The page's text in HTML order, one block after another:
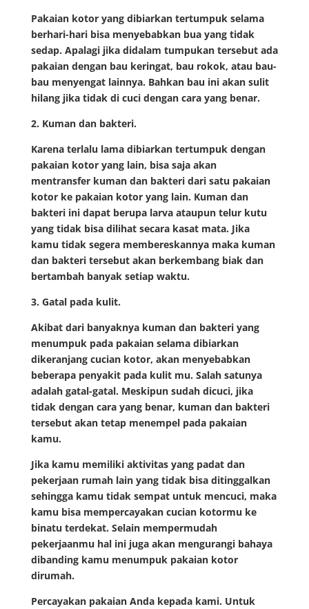
Pakaian kotor yang dibiarkan tertumpuk selama
berhari-hari bisa menyebabkan bua yang tidak
sedap. Apalagi jika didalam tumpukan tersebut ada
pakaian dengan bau keringat, bau rokok, atau bau-
bau menyengat lainnya. Bahkan bau ini akan sulit
hilang jika tidak di cuci dengan cara yang benar.
2. Kuman dan bakteri.
Karena terlalu lama dibiarkan tertumpuk dengan
pakaian kotor yang lain, bisa saja akan
mentransfer kuman dan bakteri dari satu pakaian
kotor ke pakaian kotor yang lain. Kuman dan
bakteri ini dapat berupa larva ataupun telur kutu
yang tidak bisa dilihat secara kasat mata. Jika
kamu tidak segera membereskannya maka kuman
dan bakteri tersebut akan berkembang biak dan
bertambah banyak setiap waktu.
3. Gatal pada kulit.
Akibat dari banyaknya kuman dan bakteri yang
menumpuk pada pakaian selama dibiarkan
dikeranjang cucian kotor, akan menyebabkan
beberapa penyakit pada kulit mu. Salah satunya
adalah gatal-gatal. Meskipun sudah dicuci, jika
tidak dengan cara yang benar, kuman dan bakteri
tersebut akan tetap menempel pada pakaian
kamu.
Jika kamu memiliki aktivitas yang padat dan
pekerjaan rumah lain yang tidak bisa ditinggalkan
sehingga kamu tidak sempat untuk mencuci, maka
kamu bisa mempercayakan cucian kotormu ke
binatu terdekat. Selain mempermudah
pekerjaanmu hal ini juga akan mengurangi bahaya
dibanding kamu menumpuk pakaian kotor
dirumah.
Percayakan pakaian Anda kepada kami. Untuk